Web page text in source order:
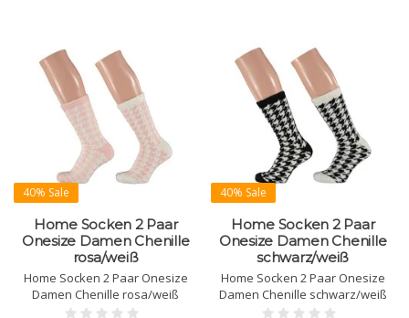
40% Sale
Home Socken 2 Paar
Onesize Damen Chenille
rosa/weiß
Home Socken 2 Paar Onesize
Damen Chenille rosa/weiß
40% Sale
Home Socken 2 Paar
Onesize Damen Chenille
schwarz/weiß
Home Socken 2 Paar Onesize
Damen Chenille schwarz/weiß